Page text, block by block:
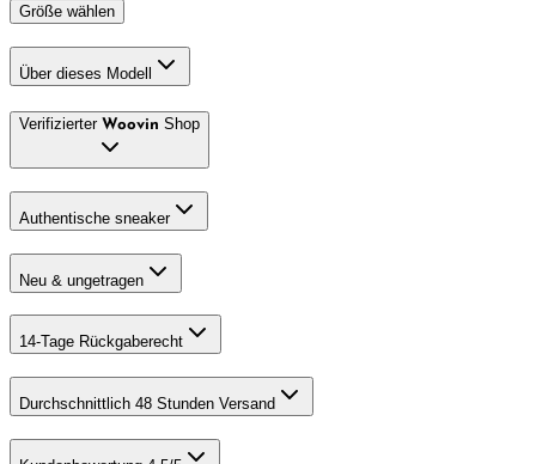
Größe wählen
Über dieses Modell
Verifizierter Woovin Shop
Authentische sneaker
Neu & ungetragen
14-Tage Rückgaberecht
Durchschnittlich 48 Stunden Versand